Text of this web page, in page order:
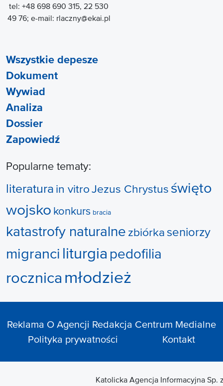
tel: +48 698 690 315, 22 530
49 76; e-mail: rlaczny@ekai.pl
Wszystkie depesze
Dokument
Wywiad
Analiza
Dossier
Zapowiedź
Popularne tematy:
literatura in vitroJezus Chrystus święto
wojsko konkurs bracia
katastrofy naturalne zbiórka seniorzy
migranci liturgia pedofilia
rocznica młodzież
Reklama O Agencji Redakcja Centrum Medialne
Polityka prywatności
Kontakt
Katolicka Agencja Informacyjna Sp.